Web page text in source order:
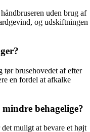
uden brug af
og udskiftningen
tør brusehovedet af efter
en fordel at afkalke
behagelige?
muligt at bevare et højt